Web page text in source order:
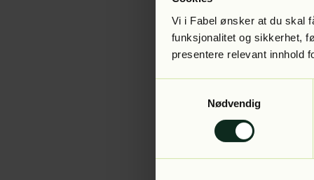
Vi i Fabel ønsker at du skal
funksjonalitet og sikkerhet,
presentere relevant innhold
Nødvendig
Application